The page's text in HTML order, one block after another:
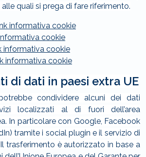
quali si prega di fare riferimento.
informativa cookie
cookie
informativa cookie
informativa cookie
di dati in paesi extra UE
condividere alcuni dei dati
localizzati al di fuori dell’area
In particolare con Google, Facebook
tramite i social plugin e il servizio di
trasferimento è autorizzato in base a